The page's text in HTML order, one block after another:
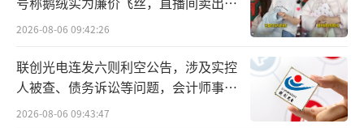
百万元
2026-08-06 09:42:26
联创光电连发六则利空公告，涉及实控
人被查、债务诉讼等问题，会计师事务
所曾出具“保留意见”
2026-08-06 09:43:47